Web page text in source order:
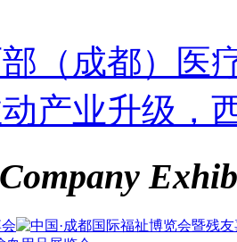
（成都）医
产业升级，
Company